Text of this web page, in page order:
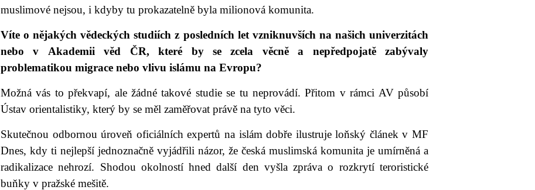
muslimové nejsou, i kdyby tu prokazatelně byla milionová komunita.
Víte o nějakých vědeckých studiích z posledních let vzniknuvších na našich univerzitách
nebo v Akademii věd ČR, které by se zcela věcně a nepředpojatě zabývaly
problematikou migrace nebo vlivu islámu na Evropu?
Možná vás to překvapí, ale žádné takové studie se tu neprovádí. Přitom v rámci AV působí
Ústav orientalistiky, který by se měl zaměřovat právě na tyto věci.
Skutečnou odbornou úroveň oficiálních expertů na islám dobře ilustruje loňský článek v MF
Dnes, kdy ti nejlepší jednoznačně vyjádřili názor, že česká muslimská komunita je umírněná a
radikalizace nehrozí. Shodou okolností hned další den vyšla zpráva o rozkrytí teroristické
buňky v pražské mešitě.